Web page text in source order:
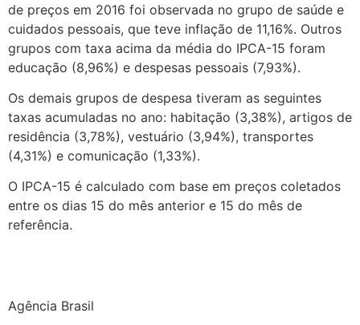
de preços em 2016 foi observada no grupo de saúde e
cuidados pessoais, que teve inflação de 11,16%. Outros
grupos com taxa acima da média do IPCA-15 foram
educação (8,96%) e despesas pessoais (7,93%).
Os demais grupos de despesa tiveram as seguintes
taxas acumuladas no ano: habitação (3,38%), artigos de
residência (3,78%), vestuário (3,94%), transportes
(4,31%) e comunicação (1,33%).
O IPCA-15 é calculado com base em preços coletados
entre os dias 15 do mês anterior e 15 do mês de
referência.
Agência Brasil